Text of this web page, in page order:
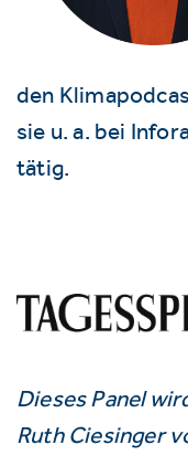
den
sie u. a. bei
tätig.
Dieses Panel
Ruth Ciesinger